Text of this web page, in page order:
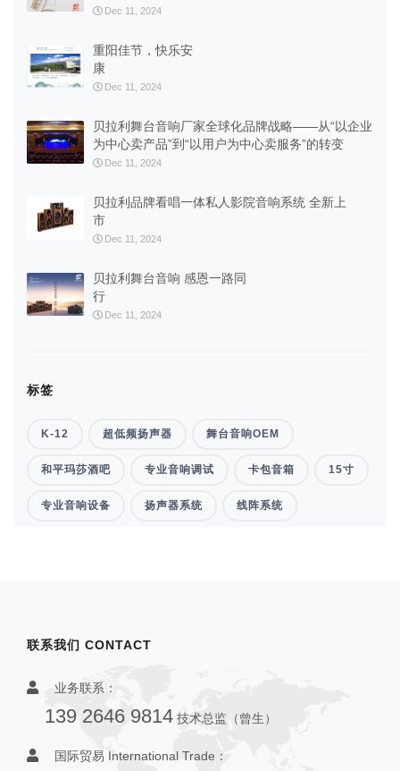
Dec 11, 2024
重阳佳节，快乐安
康
Dec 11, 2024
贝拉利舞台音响厂家全球化品牌战略——从“以企业
为中心卖产品”到“以用户为中心卖服务”的转变
Dec 11, 2024
贝拉利品牌看唱一体私人影院音响系统 全新上
市
Dec 11, 2024
贝拉利舞台音响 感恩一路同
行
Dec 11, 2024
标签
K-12 超低频扬声器 舞台音响OEM
和平玛莎酒吧 专业音响调试 卡包音箱 15寸
专业音响设备 扬声器系统 线阵系统
联系我们 CONTACT
业务联系：
139 2646 9814 技术总监（曾生）
国际贸易 International Trade：